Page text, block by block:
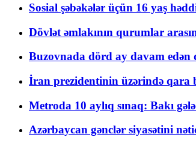
Sosial şəbəkələr üçün 16 yaş
Dövlət əmlakının qurumlar
Buzovnada dörd ay davam edən
İran prezidentinin üzərində qara
Metroda 10 aylıq sınaq: Bakı
Azərbaycan gənclər siyasətini